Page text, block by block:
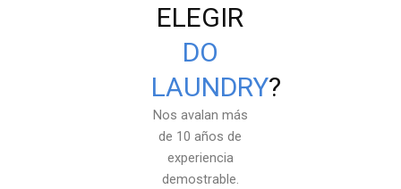
ELEGIR
DO
LAUNDRY?
Nos avalan más
de 10 años de
experiencia
demostrable.